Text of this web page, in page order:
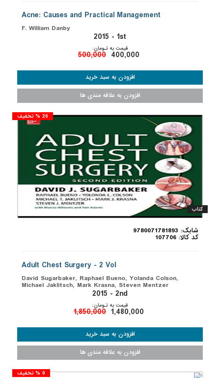
Acne: Causes and Practical Management
F. William Danby
2015 - 1st
قیمت به تـومان:
400,000
500,000
کتاب
20 % تخفیف
شابک: 9780071781893
کد کالا: 107706
Adult Chest Surgery - 2 Vol
David Sugarbaker, Raphael Bueno, Yolanda Colson,
Michael Jaklitsch, Mark Krasna, Steven Mentzer
2015 - 2nd
قیمت به تـومان:
1,480,000
1,850,000
0 % تخفیف